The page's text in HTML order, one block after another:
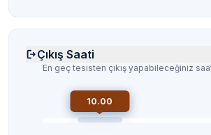
Çıkış Saati
En geç tesisten çıkış yapabileceğiniz
10.00